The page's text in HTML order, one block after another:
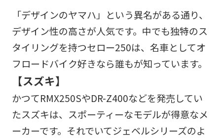
「デザインのヤマハ」という異名がある通り、
デザイン性の高さが人気です。中でも独特のス
タイリングを持つセロー250は、名車としてオ
フロードバイク好きなら誰もが知っています。
【スズキ】
かつてRMX250SやDR-Z400などを発売してい
たスズキは、スポーティーなモデルが得意なメ
ーカーです。それでいてジェベルシリーズのよ